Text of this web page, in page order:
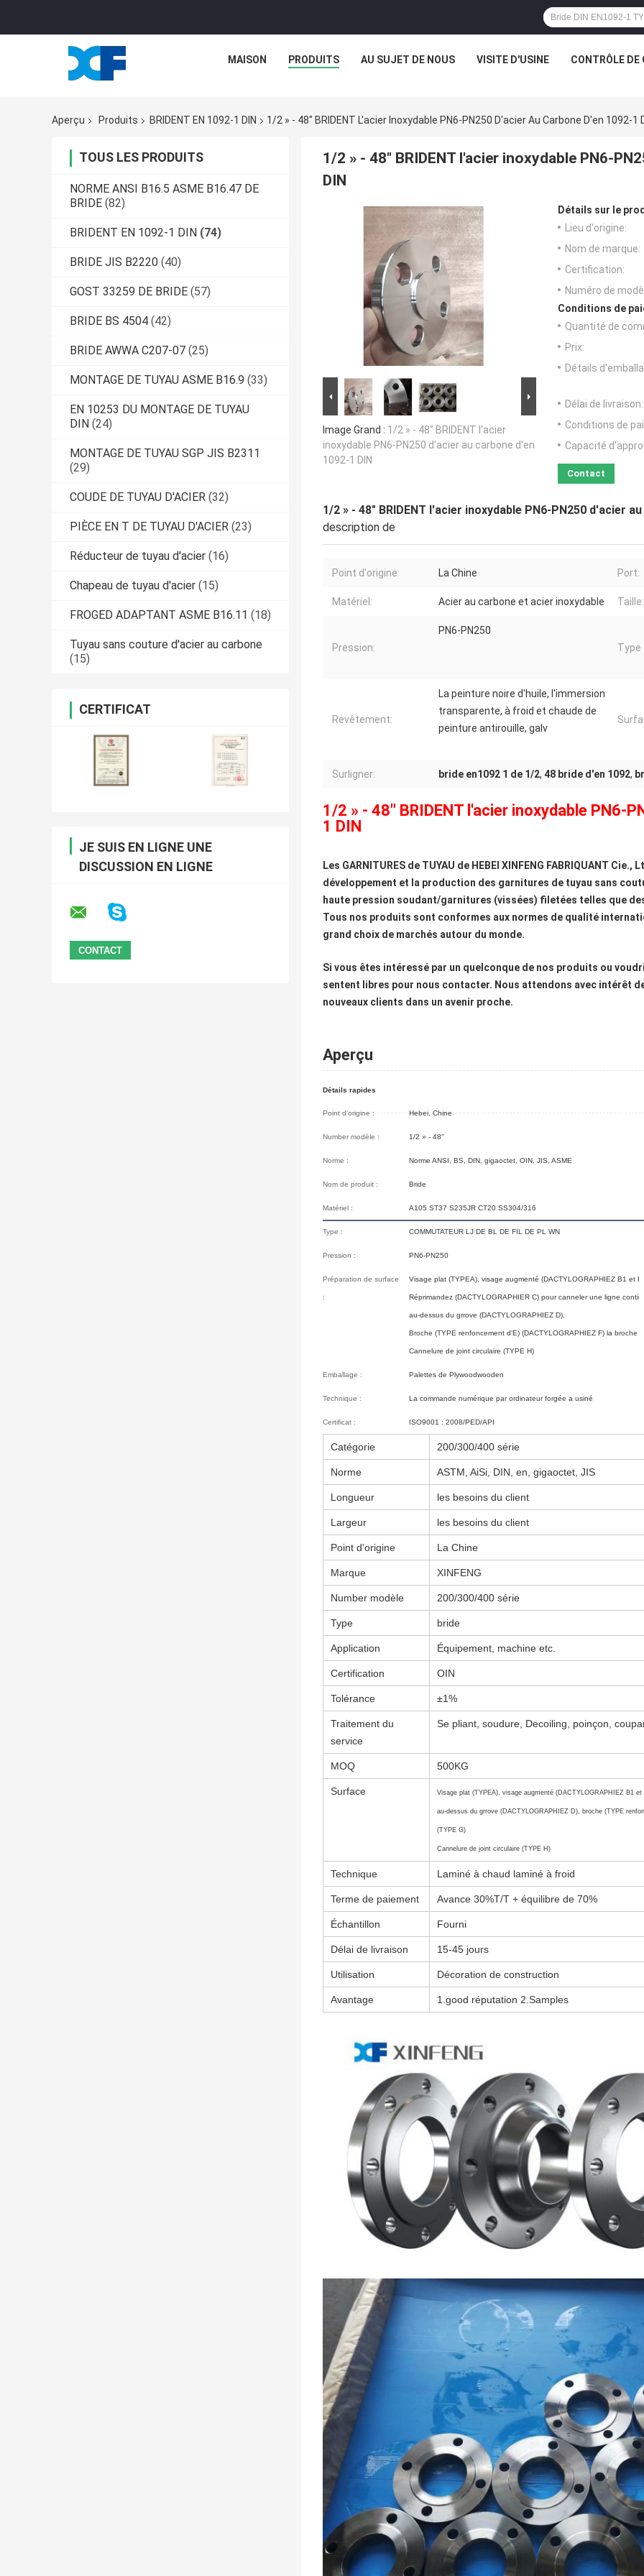
Laisser un message
Nous vous rappellerons bientôt!
SOUMETTRE
MAISON PRODUITS AU SUJET DE NOUS VISITE D'USINE CONTRÔLE DE
Aperçu Produits BRIDENT EN 1092-1 DIN 1/2 » - 48" BRIDENT L'acier Inoxydable PN6-PN250 D'acier Au Carbone D'en 1092-1
TOUS LES PRODUITS
NORME ANSI B16.5 ASME B16.47 DE
BRIDE (82)
BRIDENT EN 1092-1 DIN (74)
BRIDE JIS B2220 (40)
GOST 33259 DE BRIDE (57)
BRIDE BS 4504 (42)
BRIDE AWWA C207-07 (25)
MONTAGE DE TUYAU ASME B16.9 (33)
EN 10253 DU MONTAGE DE TUYAU
DIN (24)
MONTAGE DE TUYAU SGP JIS B2311
(29)
COUDE DE TUYAU D'ACIER (32)
PIÈCE EN T DE TUYAU D'ACIER (23)
Réducteur de tuyau d'acier (16)
Chapeau de tuyau d'acier (15)
FROGED ADAPTANT ASME B16.11 (18)
Tuyau sans couture d'acier au carbone
(15)
CERTIFICAT
JE SUIS EN LIGNE UNE
DISCUSSION EN LIGNE
1/2 » - 48" BRIDENT l'acier inoxydable PN6-
DIN
Image Grand : 1/2 » - 48" BRIDENT l'acier
inoxydable PN6-PN250 d'acier au carbone d'en
1092-1 DIN
Détails sur le
Lieu d'origine:
Nom de marque:
Certification:
Numéro de
Conditions de
Quantité de
Prix:
Détails
Délai de livraison:
Conditions de
Capacité
Contact
1/2 » - 48" BRIDENT l'acier inoxydable PN6-PN250 d'acier
description de
Point d'origine: La Chine Port:
Matériel: Acier au carbone et acier inoxydable Taille:
Pression:
PN6-PN250
Type
Revêtement:
La peinture noire d'huile, l'immersion
transparente, à froid et chaude de
peinture antirouille, galv
Surligner: bride en1092 1 de 1/2, 48 bride d'en 1092,
1/2 » - 48" BRIDENT l'acier inoxydable PN6-
1 DIN
Les GARNITURES de TUYAU de HEBEI XINFENG FABRIQUANT
développement et la production des garnitures de tuyau sans
haute pression soudant/garnitures (vissées) filetées telles que
Tous nos produits sont conformes aux normes de qualité
grand choix de marchés autour du monde.
Si vous êtes intéressé par un quelconque de nos produits ou
sentent libres pour nous contacter. Nous attendons avec intérêt
nouveaux clients dans un avenir proche.
Aperçu
Détails rapides
Point d'origine : Hebei, Chine
Number modèle : 1/2 » - 48"
Norme : Norme ANSI, BS, DIN, gigaoctet, OIN, JIS, ASME
Nom de produit : Bride
Matériel : A105 ST37 S235JR CT20 SS304/316
Type : COMMUTATEUR LJ DE BL DE FIL DE PL WN
Pression : PN6-PN250
Préparation de surface
:
Visage plat (TYPEA), visage augmenté (DACTYLOGRAPHIEZ B1 et
Réprimandez (DACTYLOGRAPHIER C) pour canneler une ligne
au-dessus du grrove (DACTYLOGRAPHIEZ D),
Broche (TYPE renfoncement d'E) (DACTYLOGRAPHIEZ F) la broche
Cannelure de joint circulaire (TYPE H)
Emballage : Palettes de Plywoodwooden
Technique : La commande numérique par ordinateur forgée a usiné
Certificat : ISO9001 : 2008/PED/API
Catégorie 200/300/400 série
Norme ASTM, AiSi, DIN, en, gigaoctet, JIS
Longueur les besoins du client
Largeur les besoins du client
Point d'origine La Chine
Marque XINFENG
Number modèle 200/300/400 série
Type bride
Application Équipement, machine etc.
Certification OIN
Tolérance ±1%
Traitement du
service
Se pliant, soudure, Decoiling, poinçon,
MOQ 500KG
Surface Visage plat (TYPEA), visage augmenté (DACTYLOGRAPHIEZ B1
au-dessus du grrove (DACTYLOGRAPHIEZ D), broche (TYPE
(TYPE G)
Cannelure de joint circulaire (TYPE H)
Technique Laminé à chaud laminé à froid
Terme de paiement Avance 30%T/T + équilibre de 70%
Échantillon Fourni
Délai de livraison 15-45 jours
Utilisation Décoration de construction
Avantage 1.good réputation 2.Samples